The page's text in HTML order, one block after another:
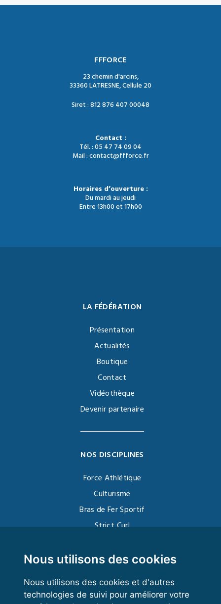
Nous utilisons des cookies
Nous utilisons des cookies et d'autres
technologies de suivi pour améliorer votre
FFFORCE
23 chemin d'arcins,
33360 LATRESNE, Cellule 20
Siret : 812 876 407 00048
Contact :
Tél. : 05 47 74 09 04
Mail : contact@ffforce.fr
Horaires d’ouverture :
Du mardi au jeudi
Entre 13h00 et 17h00
LA FÉDÉRATION
Présentation
Actualités
Boutique
Contact
Vidéothèque
Devenir partenaire
NOS DISCIPLINES
Force Athlétique
Culturisme
Bras de Fer Sportif
Strict Curl
Kettlebell